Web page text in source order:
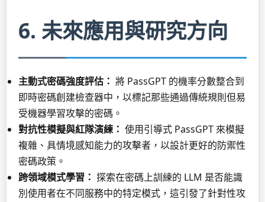
6. 未來應用與研究方向
主動式密碼強度評估： 將 PassGPT 的機率分數整合到
即時密碼創建檢查器中，以標記那些通過傳統規則但易
受機器學習攻擊的密碼。
對抗性模擬與紅隊演練： 使用引導式 PassGPT 來模擬
複雜、具情境感知能力的攻擊者，以設計更好的防禦性
密碼政策。
跨領域模式學習： 探索在密碼上訓練的 LLM 是否能識
別使用者在不同服務中的特定模式，這引發了針對性攻